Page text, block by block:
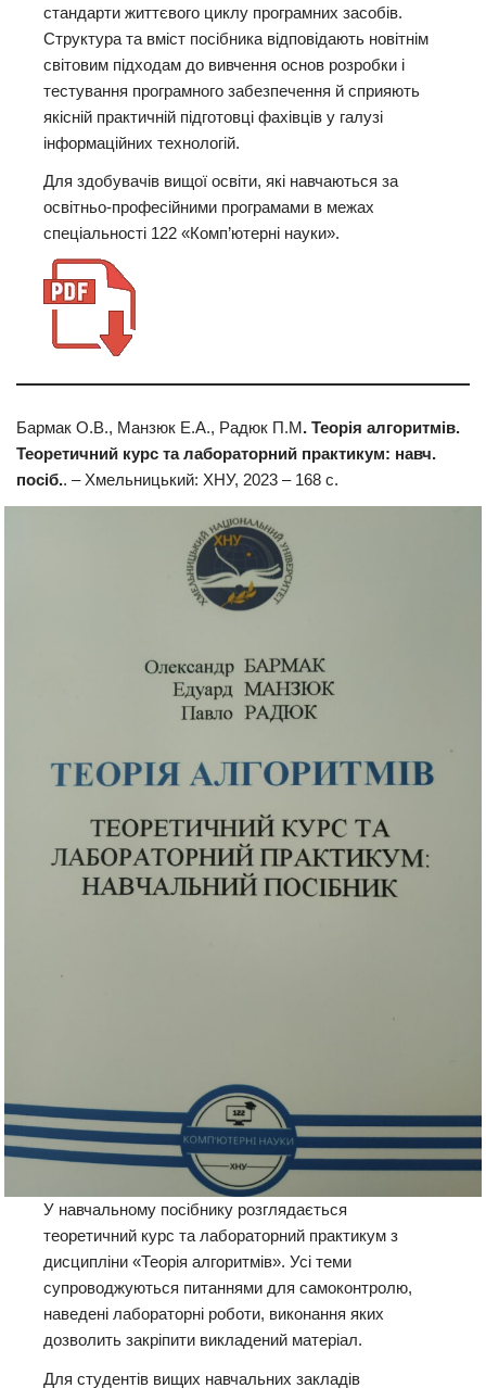
стандарти життєвого циклу програмних засобів.
Структура та вміст посібника відповідають новітнім
світовим підходам до вивчення основ розробки і
тестування програмного забезпечення й сприяють
якісній практичній підготовці фахівців у галузі
інформаційних технологій.
Для здобувачів вищої освіти, які навчаються за
освітньо-професійними програмами в межах
спеціальності 122 «Комп’ютерні науки».
Бармак О.В., Манзюк Е.А., Радюк П.М. Теорія алгоритмів.
Теоретичний курс та лабораторний практикум: навч.
посіб.. – Хмельницький: ХНУ, 2023 – 168 с.
У навчальному посібнику розглядається
теоретичний курс та лабораторний практикум з
дисципліни «Теорія алгоритмів». Усі теми
супроводжуються питаннями для самоконтролю,
наведені лабораторні роботи, виконання яких
дозволить закріпити викладений матеріал.
Для студентів вищих навчальних закладів